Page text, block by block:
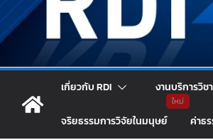
เกี่ยวกับ RDI งานบริการวิช
จริยธรรมการวิจัยในมนุษย์ ค่าธ